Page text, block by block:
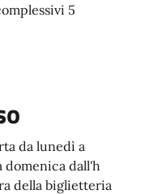
5
da lunedì a
domenica dall'h
della biglietteria